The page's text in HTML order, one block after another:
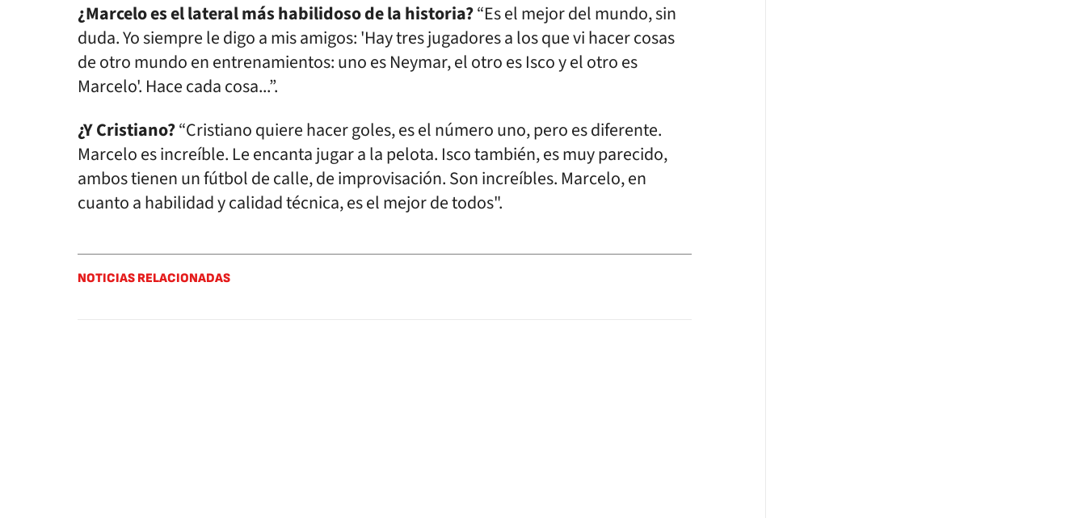
¿Marcelo es el lateral más habilidoso de la historia?“Es el mejor del mundo, sin
duda. Yo siempre le digo a mis amigos: 'Hay tres jugadores a los que vi hacer cosas
de otro mundo en entrenamientos: uno es Neymar, el otro es Isco y el otro es
Marcelo'. Hace cada cosa...”.
¿Y Cristiano?“Cristiano quiere hacer goles, es el número uno, pero es diferente.
Marcelo es increíble. Le encanta jugar a la pelota. Isco también, es muy parecido,
ambos tienen un fútbol de calle, de improvisación. Son increíbles. Marcelo, en
cuanto a habilidad y calidad técnica, es el mejor de todos".
NOTICIAS RELACIONADAS